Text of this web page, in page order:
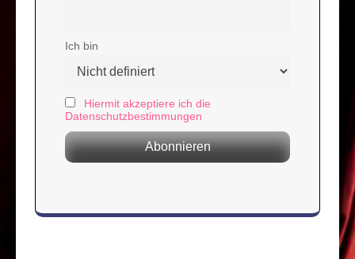
Ich bin
Hiermit akzeptiere ich die
Datenschutzbestimmungen